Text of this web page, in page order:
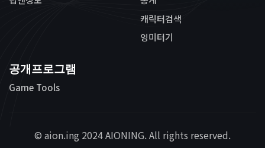
캐릭터검색
잉미터기
공개프로그램
Game Tools
© aion.ing 2024 AIONING. All rights reserved.